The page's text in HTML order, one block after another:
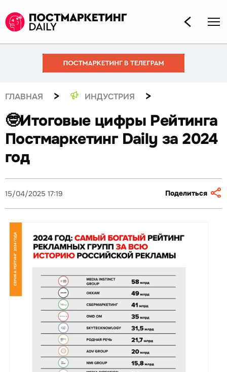
ГЛАВНАЯ > ИНДУСТРИЯ >
🤓Итоговые цифры Рейтинга
Постмаркетинг Daily за 2024
год
15/04/2025 17:19 Поделиться